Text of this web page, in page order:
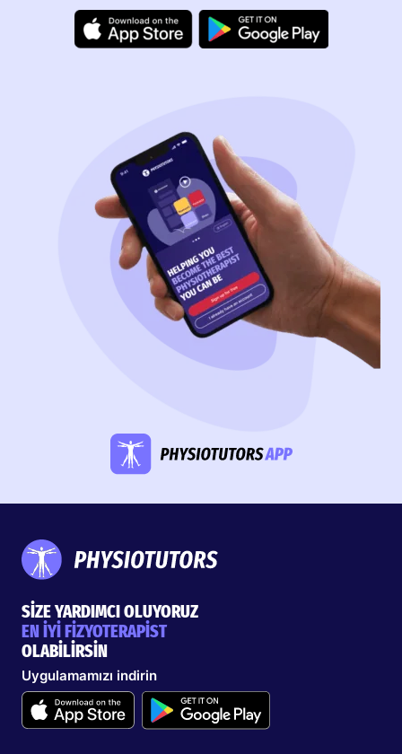
SİZE YARDIMCI OLUYORUZ
EN İYİ FİZYOTERAPİST
OLABİLİRSİN
Uygulamamızı indirin